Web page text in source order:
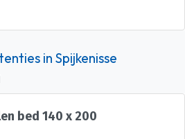
in Spijkenisse
bed 140 x 200